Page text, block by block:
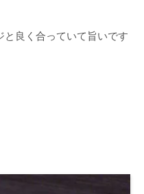
良く合っていて旨いです